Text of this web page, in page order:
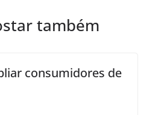
também
consumidores de